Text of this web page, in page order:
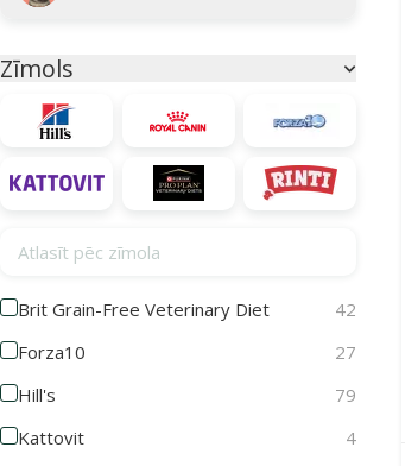
Parametriskais filtrs
Zīmols
Atlasīt pēc zīmola
Brit Grain-Free Veterinary Diet
42
Forza10
27
Hill's
79
Kattovit
4